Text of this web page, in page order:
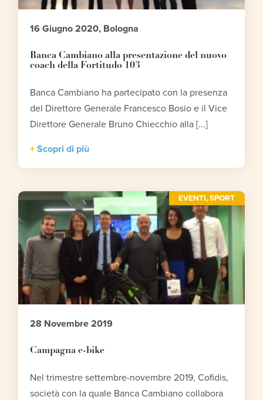
16 Giugno 2020, Bologna
Banca Cambiano alla presentazione del nuovo
coach della Fortitudo 103
Banca Cambiano ha partecipato con la presenza
del Direttore Generale Francesco Bosio e il Vice
Direttore Generale Bruno Chiecchio alla [...]
Scopri di più
EVENTI,SPORT
28 Novembre 2019
Campagna e-bike
Nel trimestre settembre-novembre 2019, Cofidis,
società con la quale Banca Cambiano collabora